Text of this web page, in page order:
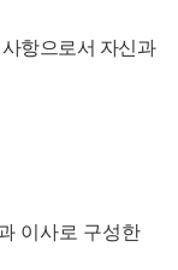
항으로서 자신과
이사로 구성한